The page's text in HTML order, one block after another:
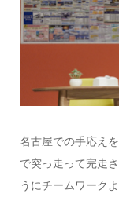
名古屋での手応え
で突っ走って完走
うにチームワーク